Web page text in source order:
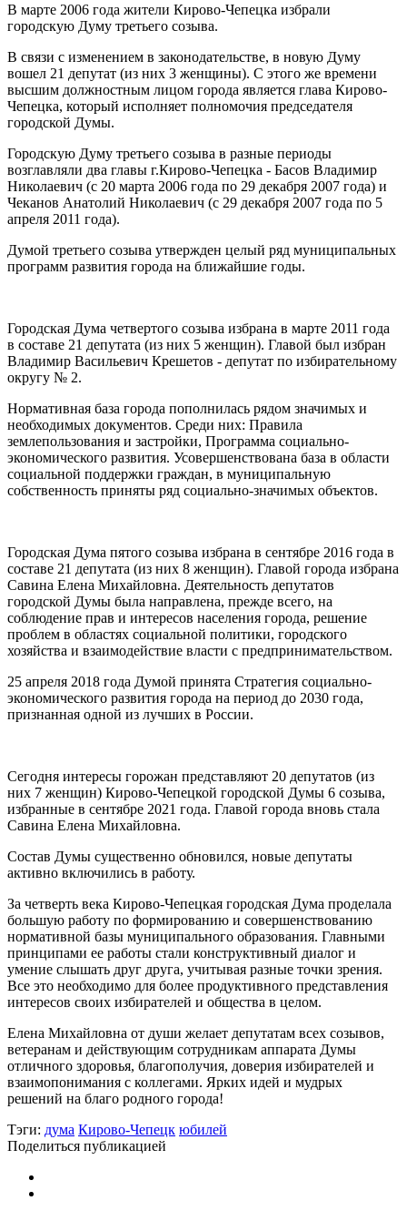
В марте 2006 года жители Кирово-Чепецка избрали
городскую Думу третьего созыва.
В связи с изменением в законодательстве, в новую Думу
вошел 21 депутат (из них 3 женщины). С этого же времени
высшим должностным лицом города является глава Кирово-
Чепецка, который исполняет полномочия председателя
городской Думы.
Городскую Думу третьего созыва в разные периоды
возглавляли два главы г.Кирово-Чепецка - Басов Владимир
Николаевич (с 20 марта 2006 года по 29 декабря 2007 года) и
Чеканов Анатолий Николаевич (с 29 декабря 2007 года по 5
апреля 2011 года).
Думой третьего созыва утвержден целый ряд муниципальных
программ развития города на ближайшие годы.
Городская Дума четвертого созыва избрана в марте 2011 года
в составе 21 депутата (из них 5 женщин). Главой был избран
Владимир Васильевич Крешетов - депутат по избирательному
округу № 2.
Нормативная база города пополнилась рядом значимых и
необходимых документов. Среди них: Правила
землепользования и застройки, Программа социально-
экономического развития. Усовершенствована база в области
социальной поддержки граждан, в муниципальную
собственность приняты ряд социально-значимых объектов.
Городская Дума пятого созыва избрана в сентябре 2016 года в
составе 21 депутата (из них 8 женщин). Главой города избрана
Савина Елена Михайловна. Деятельность депутатов
городской Думы была направлена, прежде всего, на
соблюдение прав и интересов населения города, решение
проблем в областях социальной политики, городского
хозяйства и взаимодействие власти с предпринимательством.
25 апреля 2018 года Думой принята Стратегия социально-
экономического развития города на период до 2030 года,
признанная одной из лучших в России.
Сегодня интересы горожан представляют 20 депутатов (из
них 7 женщин) Кирово-Чепецкой городской Думы 6 созыва,
избранные в сентябре 2021 года. Главой города вновь стала
Савина Елена Михайловна.
Состав Думы существенно обновился, новые депутаты
активно включились в работу.
За четверть века Кирово-Чепецкая городская Дума проделала
большую работу по формированию и совершенствованию
нормативной базы муниципального образования. Главными
принципами ее работы стали конструктивный диалог и
умение слышать друг друга, учитывая разные точки зрения.
Все это необходимо для более продуктивного представления
интересов своих избирателей и общества в целом.
Елена Михайловна от души желает депутатам всех созывов,
ветеранам и действующим сотрудникам аппарата Думы
отличного здоровья, благополучия, доверия избирателей и
взаимопонимания с коллегами. Ярких идей и мудрых
решений на благо родного города!
Тэги: дума Кирово-Чепецк юбилей
Поделиться публикацией